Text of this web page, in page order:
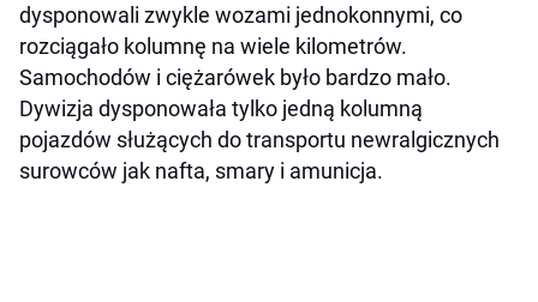
dysponowali zwykle wozami jednokonnymi, co
rozciągało kolumnę na wiele kilometrów.
Samochodów i ciężarówek było bardzo mało.
Dywizja dysponowała tylko jedną kolumną
pojazdów służących do transportu newralgicznych
surowców jak nafta, smary i amunicja.